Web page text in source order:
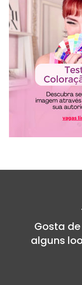
Gosta
alguns